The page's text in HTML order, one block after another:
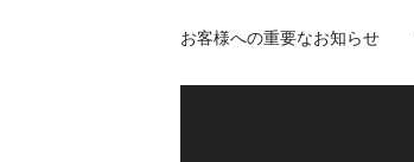
お客様への重要なお知らせ